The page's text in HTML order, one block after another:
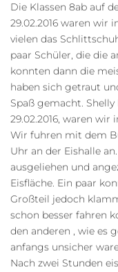
Die Klassen 8ab auf
29.02.2016 waren wir
vielen das
paar Schüler, die die
konnten dann die
haben sich getraut
Spaß gemacht.
29.02.2016, waren wir
Wir fuhren mit dem
Uhr an der Eishalle
ausgeliehen und
Eisfläche. Ein paar
Großteil jedoch
schon besser fahren
den anderen , wie es
anfangs unsicher
Nach zwei Stunden